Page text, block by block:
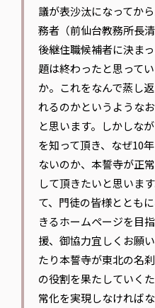
議が表沙汰になってか
務者（前仙台教務所長
後継住職候補者に決ま
題は終わったと思って
か。これをなんで蒸し
れるのかというような
と思います。しかしな
を知って頂き、なぜ10
ないのか、本誓寺が正
して頂きたいと思いま
て、門徒の皆様ととも
きるホームページを目
援、御協力宜しくお願
たり本誓寺が東北の名
の役割を果たしていく
常化を実現しなければ